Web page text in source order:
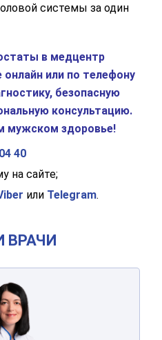
системы за один
в медцентр
онлайн или по телефону
безопасную
консультацию.
мужском здоровье!
40
на сайте;
или Telegram.
ВРАЧИ
контактные
обращение.